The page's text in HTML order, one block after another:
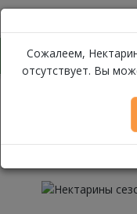
Сожалеем,
отсутствует. Вы
Нектарины